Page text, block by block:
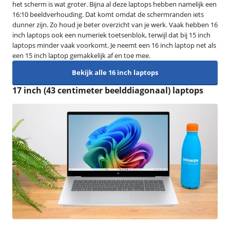
het scherm is wat groter. Bijna al deze laptops hebben namelijk een
16:10 beeldverhouding. Dat komt omdat de schermranden iets
dunner zijn. Zo houd je beter overzicht van je werk. Vaak hebben 16
inch laptops ook een numeriek toetsenblok, terwijl dat bij 15 inch
laptops minder vaak voorkomt. Je neemt een 16 inch laptop net als
een 15 inch laptop gemakkelijk af en toe mee.
Bekijk alle 16 inch laptops
17 inch (43 centimeter beelddiagonaal) laptops